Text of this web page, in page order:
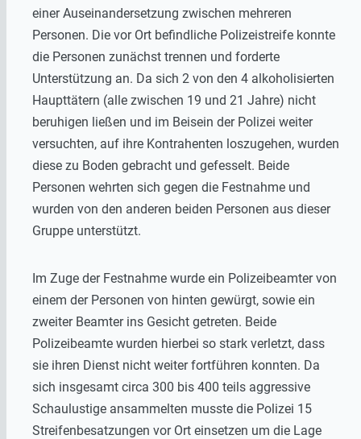
einer Auseinandersetzung zwischen mehreren
Personen. Die vor Ort befindliche Polizeistreife konnte
die Personen zunächst trennen und forderte
Unterstützung an. Da sich 2 von den 4 alkoholisierten
Haupttätern (alle zwischen 19 und 21 Jahre) nicht
beruhigen ließen und im Beisein der Polizei weiter
versuchten, auf ihre Kontrahenten loszugehen, wurden
diese zu Boden gebracht und gefesselt. Beide
Personen wehrten sich gegen die Festnahme und
wurden von den anderen beiden Personen aus dieser
Gruppe unterstützt.
Im Zuge der Festnahme wurde ein Polizeibeamter von
einem der Personen von hinten gewürgt, sowie ein
zweiter Beamter ins Gesicht getreten. Beide
Polizeibeamte wurden hierbei so stark verletzt, dass
sie ihren Dienst nicht weiter fortführen konnten. Da
sich insgesamt circa 300 bis 400 teils aggressive
Schaulustige ansammelten musste die Polizei 15
Streifenbesatzungen vor Ort einsetzen um die Lage